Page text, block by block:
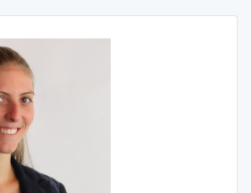
Mediationen, sondern stellen die
um Ihnen die Suche zu erleichtern.